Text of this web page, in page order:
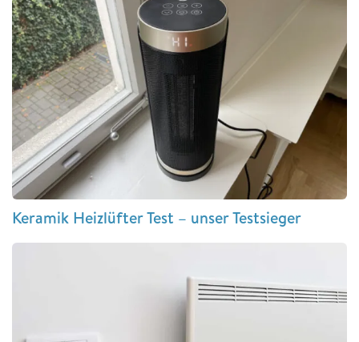
Keramik Heizlüfter Test – unser Testsieger